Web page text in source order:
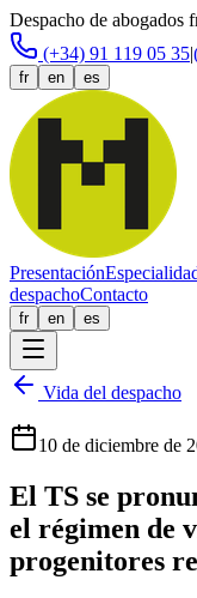
Despacho de abogados
(+34) 91 119 05 35|
fr en es
Presentación
despachoContacto
fr en es
Vida del despacho
10 de diciembre de
El TS se
el régimen de
progenitores